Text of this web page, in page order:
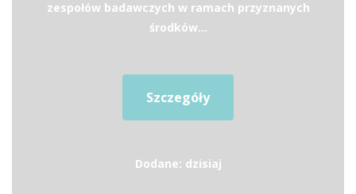
zespołów badawczych w ramach przyznanych
środków...
Szczegóły
Dodane: dzisiaj